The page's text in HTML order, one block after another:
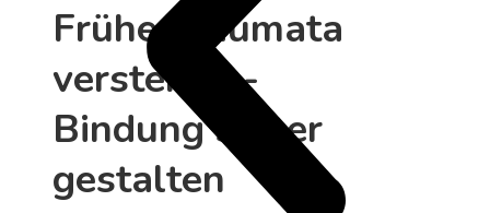
Frühe Traumata
verstehen -
Bindung sicher
gestalten